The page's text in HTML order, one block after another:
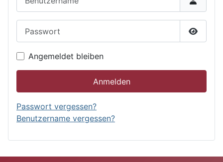
Angemeldet bleiben
Anmelden
Passwort vergessen?
Benutzername vergessen?